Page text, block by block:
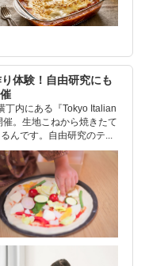
体験！自由研究にも
丁内にある『Tokyo Italian
。生地こねから焼きたて
んです。自由研究のテ...